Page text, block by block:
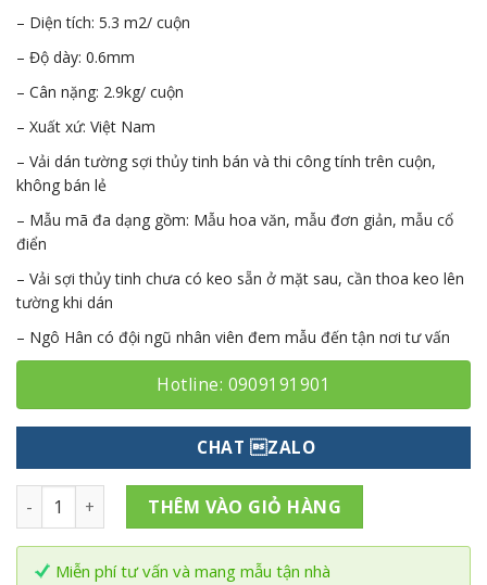
– Diện tích: 5.3 m2/ cuộn
– Độ dày: 0.6mm
– Cân nặng: 2.9kg/ cuộn
– Xuất xứ: Việt Nam
– Vải dán tường sợi thủy tinh bán và thi công tính trên cuộn,
không bán lẻ
– Mẫu mã đa dạng gồm: Mẫu hoa văn, mẫu đơn giản, mẫu cổ
điển
– Vải sợi thủy tinh chưa có keo sẵn ở mặt sau, cần thoa keo lên
tường khi dán
– Ngô Hân có đội ngũ nhân viên đem mẫu đến tận nơi tư vấn
Hotline: 0909191901
CHAT ZALO
Vải Dán Tường Sợi Thủy Tinh MV số lượng
THÊM VÀO GIỎ HÀNG
Miễn phí tư vấn và mang mẫu tận nhà